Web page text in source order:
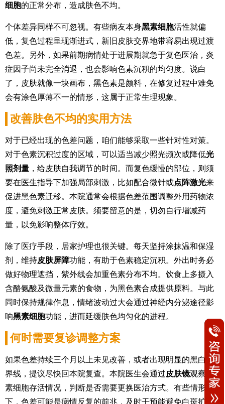
细胞的正常分布，造成肤色不均。
个体差异同样不可忽视。有些病友本身黑素细胞活性就偏
低，复色过程呈现渐进式，新旧皮肤交界地带容易出现过渡
色差。另外，如果前期病情处于进展期就急于复色医治，炎
症因子尚未完全消退，也会影响色素沉积的均匀度。说白
了，皮肤就像一块画布，黑色素是颜料，在修复过程中难免
会有涂色厚薄不一的情形，这属于正常生理现象。
改善肤色不均的实用方法
对于已经出现的色差问题，咱们能够采取一些针对性对策。
对于色素沉积过度的区域，可以适当减少照光频次或降低光
照剂量 ，给皮肤自我调节的时间。而复色缓慢的部位，则须
要在医生指导下加强局部刺激，比如配合微针或点阵激光来
促进黑色素迁移。本院通常会根据色差范围调整外用药物浓
度，避免刺激正常皮肤。须要留意的是，切勿自行增减药
量，以免影响整体疗效。
除了医疗手段，居家护理也很关键。每天坚持涂抹温和保湿
剂，维持皮肤屏障功能，有助于色素稳定沉积。外出时务必
做好物理遮挡，紫外线会加重色素分布不均。饮食上多摄入
含酪氨酸及微量元素的食物，为黑色素合成提供原料。与此
同时保持规律作息，情绪波动过大会通过神经内分泌途径影
响黑素细胞功能，进而延缓肤色均匀化的进程。
何时需要复诊调整方案
如果色差持续三个月以上未见改善，或者出现明显的黑白分
界线，提议尽快回本院复查。本院医生会通过皮肤镜观察黑
素细胞存活情况，判断是否需要更换医治方式。有些情形
下，色差可能是病情反复的前兆，及时干预能避免白斑扩